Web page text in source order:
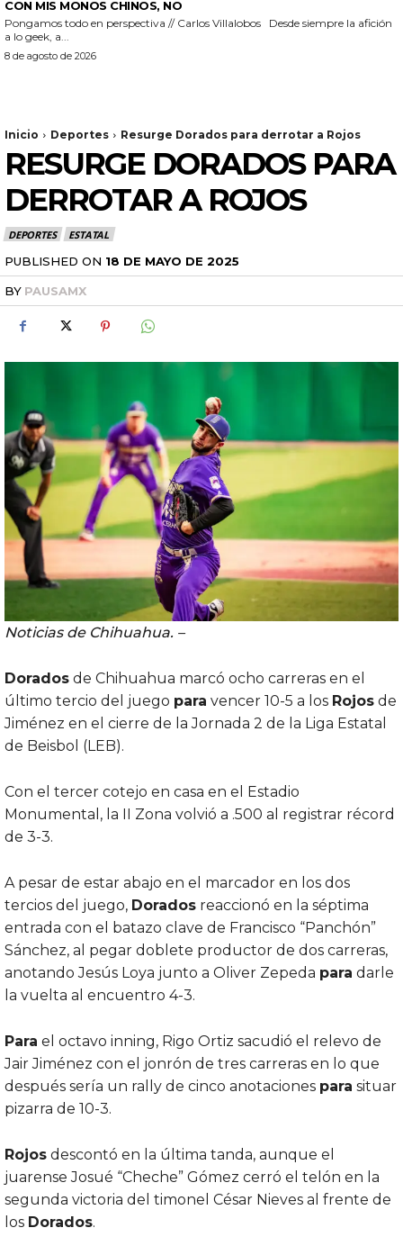
CON MIS MONOS CHINOS, NO
Pongamos todo en perspectiva // Carlos Villalobos Desde siempre la afición
a lo geek, a...
8 de agosto de 2026